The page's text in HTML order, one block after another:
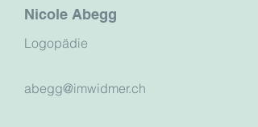
Nicole Abegg
Logopädie
abegg@imwidmer.ch